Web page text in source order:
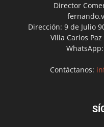
Director
Dirección: 9 de Julio
Villa Carlos
Contáctanos: